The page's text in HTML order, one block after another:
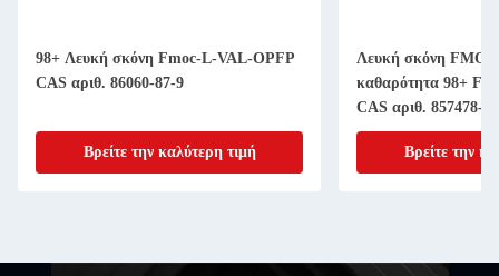
98+ Λευκή σκόνη Fmoc-L-VAL-OPFP
CAS αριθ. 86060-87-9
Βρείτε την καλύτερη τιμή
Λευκή σκόνη
καθαρότητα 98+
CAS αριθ. 857478-
Βρείτε την